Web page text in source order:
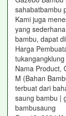
sahabatbambu
Kami juga
yang
bambu, dapat
Harga
Nama Product,
M (Bahan
terbuat dari
saung bambu |
bambusaung